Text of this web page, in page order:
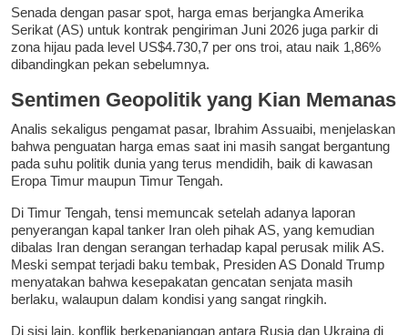
Senada dengan pasar spot, harga emas berjangka Amerika
Serikat (AS) untuk kontrak pengiriman Juni 2026 juga parkir di
zona hijau pada level US$4.730,7 per ons troi, atau naik 1,86%
dibandingkan pekan sebelumnya.
Sentimen Geopolitik yang Kian Memanas
Analis sekaligus pengamat pasar, Ibrahim Assuaibi, menjelaskan
bahwa penguatan harga emas saat ini masih sangat bergantung
pada suhu politik dunia yang terus mendidih, baik di kawasan
Eropa Timur maupun Timur Tengah.
Di Timur Tengah, tensi memuncak setelah adanya laporan
penyerangan kapal tanker Iran oleh pihak AS, yang kemudian
dibalas Iran dengan serangan terhadap kapal perusak milik AS.
Meski sempat terjadi baku tembak, Presiden AS Donald Trump
menyatakan bahwa kesepakatan gencatan senjata masih
berlaku, walaupun dalam kondisi yang sangat ringkih.
Di sisi lain, konflik berkepanjangan antara Rusia dan Ukraina di